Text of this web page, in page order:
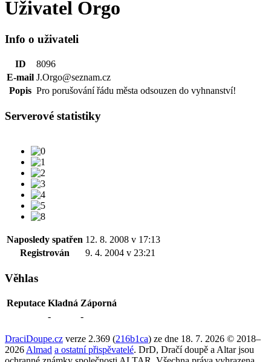
Uživatel Orgo
Info o uživateli
ID
8096
E-mail J.Orgo@seznam.cz
Popis Pro porušování řádu města odsouzen do vyhnanství!
Serverové statistiky
Naposledy spatřen 12. 8. 2008 v 17:13
Registrován
9. 4. 2004 v 23:21
Věhlas
Reputace Kladná Záporná
-
-
DraciDoupe.cz verze 2.369 (216b1ca) ze dne 18. 7. 2026 © 2018–
2026 Almad a ostatní přispěvatelé. DrD, Dračí doupě a Altar jsou